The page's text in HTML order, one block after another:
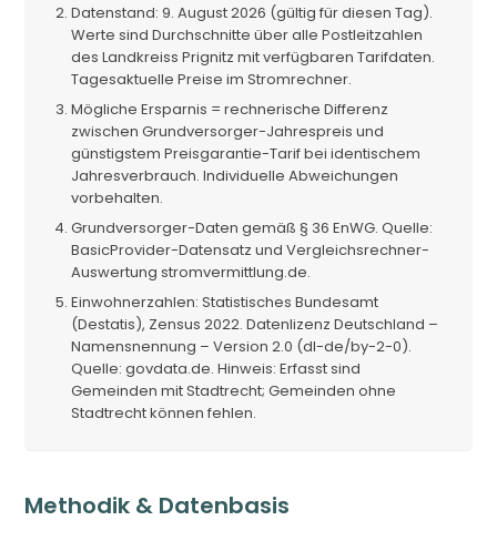
Datenstand: 9. August 2026 (gültig für diesen Tag).
Werte sind Durchschnitte über alle Postleitzahlen
des Landkreiss Prignitz mit verfügbaren Tarifdaten.
Tagesaktuelle Preise im Stromrechner.
Mögliche Ersparnis = rechnerische Differenz
zwischen Grundversorger-Jahrespreis und
günstigstem Preisgarantie-Tarif bei identischem
Jahresverbrauch. Individuelle Abweichungen
vorbehalten.
Grundversorger-Daten gemäß § 36 EnWG. Quelle:
BasicProvider-Datensatz und Vergleichsrechner-
Auswertung stromvermittlung.de.
Einwohnerzahlen: Statistisches Bundesamt
(Destatis), Zensus 2022. Datenlizenz Deutschland –
Namensnennung – Version 2.0 (dl-de/by-2-0).
Quelle: govdata.de. Hinweis: Erfasst sind
Gemeinden mit Stadtrecht; Gemeinden ohne
Stadtrecht können fehlen.
Methodik & Datenbasis